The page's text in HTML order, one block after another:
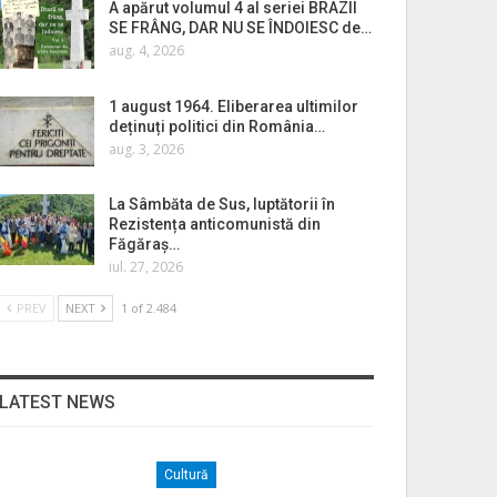
A apărut volumul 4 al seriei BRAZII
SE FRÂNG, DAR NU SE ÎNDOIESC de…
aug. 4, 2026
1 august 1964. Eliberarea ultimilor
deținuți politici din România…
aug. 3, 2026
La Sâmbăta de Sus, luptătorii în
Rezistența anticomunistă din
Făgăraș…
iul. 27, 2026
PREV NEXT 1 of 2.484
NEWS
Cultură